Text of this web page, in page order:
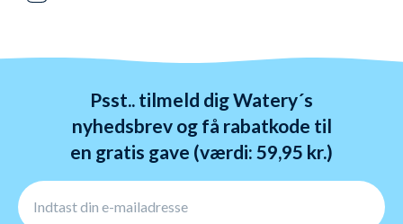
behandles indenfor 24 timer.
Psst.. tilmeld dig Watery´s
nyhedsbrev og få rabatkode til
en gratis gave (værdi: 59,95 kr.)